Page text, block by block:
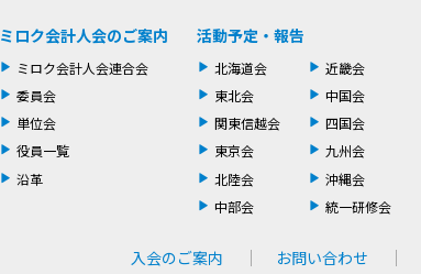
ミロク会計人会のご案内
ミロク会計人会連合会
委員会
単位会
役員一覧
沿革
活動予定・報告
北海道会
東北会
関東信越会
東京会
北陸会
中部会
近畿会
中国会
四国会
九州会
沖縄会
統一研修会
入会のご案内 お問い合わせ